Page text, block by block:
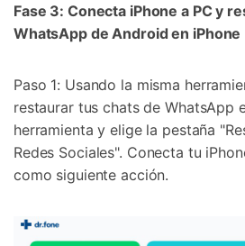
Fase 3: Conecta iPhone a PC y
WhatsApp de Android en iPhone
Paso 1: Usando la misma
restaurar tus chats de WhatsApp
herramienta y elige la pestaña
Redes Sociales". Conecta tu
como siguiente acción.